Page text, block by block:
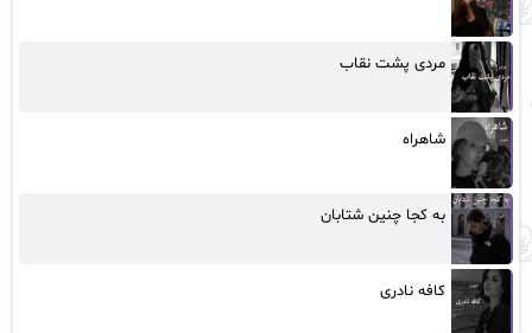
مردی پشت نقاب
شاهراه
به کجا چنین شتابان
کافه نادری